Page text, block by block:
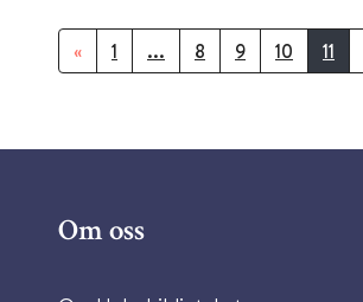
« 1 ... 8 9 10 11
Om oss